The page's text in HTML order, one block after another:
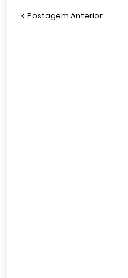
Postagem Anterior